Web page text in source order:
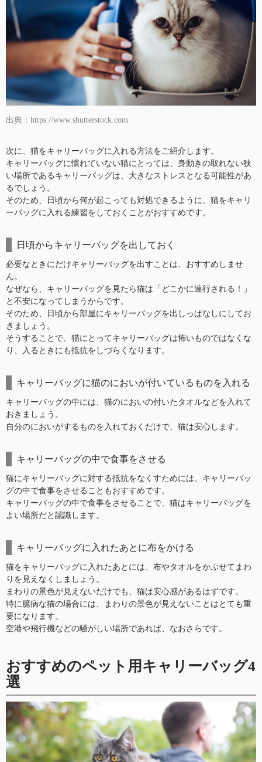
出典：https://www.shutterstock.com
次に、猫をキャリーバッグに入れる方法をご紹介します。
キャリーバッグに慣れていない猫にとっては、身動きの取れない狭
い場所であるキャリーバッグは、大きなストレスとなる可能性があ
るでしょう。
そのため、日頃から何が起こっても対処できるように、猫をキャリ
ーバッグに入れる練習をしておくことがおすすめです。
日頃からキャリーバッグを出しておく
必要なときにだけキャリーバッグを出すことは、おすすめしませ
ん。
なぜなら、キャリーバッグを見たら猫は「どこかに連行される！」
と不安になってしまうからです。
そのため、日頃から部屋にキャリーバッグを出しっぱなしにしてお
きましょう。
そうすることで、猫にとってキャリーバッグは怖いものではなくな
り、入るときにも抵抗をしづらくなります。
キャリーバッグに猫のにおいが付いているものを入れる
キャリーバッグの中には、猫のにおいの付いたタオルなどを入れて
おきましょう。
自分のにおいがするものを入れておくだけで、猫は安心します。
キャリーバッグの中で食事をさせる
猫にキャリーバッグに対する抵抗をなくすためには、キャリーバッ
グの中で食事をさせることもおすすめです。
キャリーバッグの中で食事をさせることで、猫はキャリーバッグを
よい場所だと認識します。
キャリーバッグに入れたあとに布をかける
猫をキャリーバッグに入れたあとには、布やタオルをかぶせてまわ
りを見えなくしましょう。
まわりの景色が見えないだけでも、猫は安心感があるはずです。
特に臆病な猫の場合には、まわりの景色が見えないことはとても重
要になります。
空港や飛行機などの騒がしい場所であれば、なおさらです。
おすすめのペット用キャリーバッグ4
選